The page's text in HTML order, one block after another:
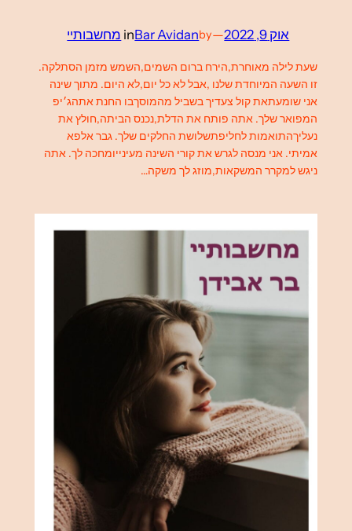
אוק 9, 2022 —
by
Bar Avidan
in מחשבותיי
שעת לילה מאוחרת,הירח ברום השמים,השמש מזמן הסתלקה.
זו השעה המיוחדת שלנו ,אבל לא כל יום,לא היום. מתוך שינה
אני שומעתאת קול צעדיך בשביל מהמוסךבו החנת אתהג׳יפ
המפואר שלך. אתה פותח את הדלת,נכנס הביתה,חולץ את
נעליךהתואמות לחליפתשלושת החלקים שלך. גבר אלפא
אמיתי. אני מנסה לגרש את קורי השינה מעינייומחכה לך. אתה
ניגש למקרר המשקאות,מוזג לך משקה…